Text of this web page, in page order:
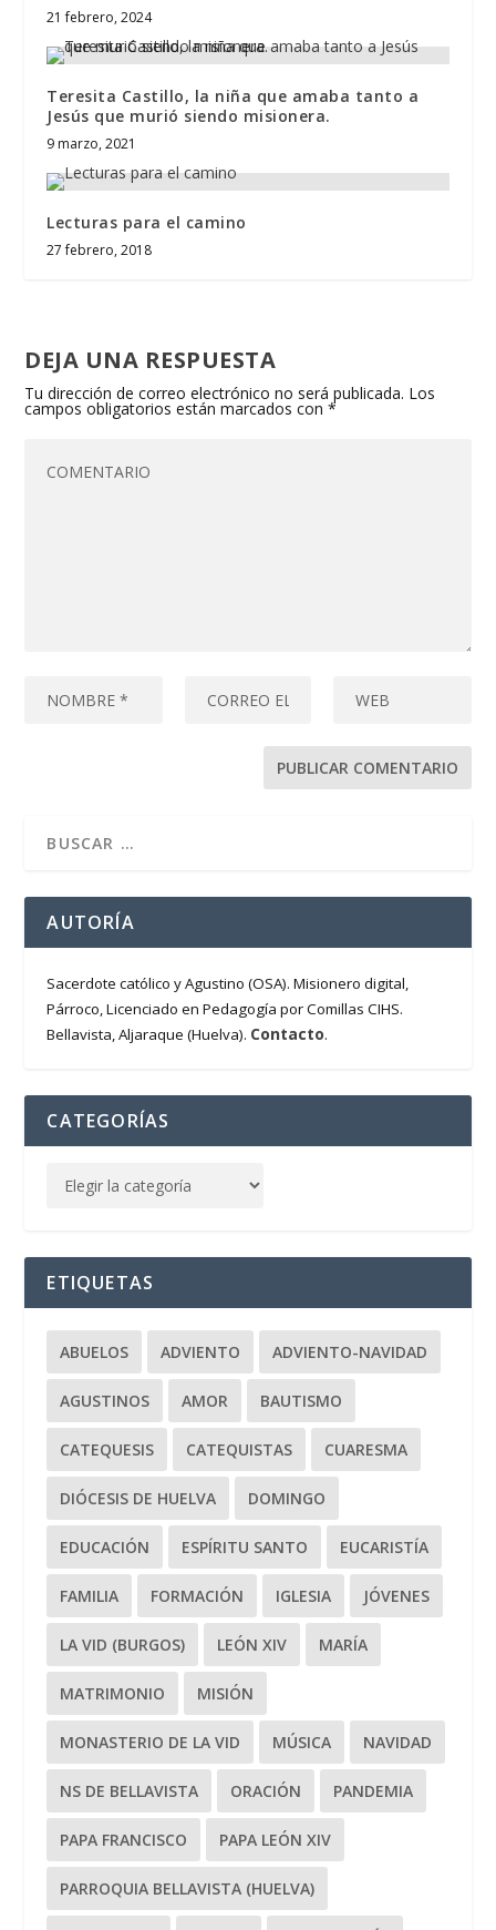
21 febrero, 2024
Teresita Castillo, la niña que amaba tanto a
Jesús que murió siendo misionera.
9 marzo, 2021
Lecturas para el camino
27 febrero, 2018
DEJA UNA RESPUESTA
Tu dirección de correo electrónico no será publicada. Los
campos obligatorios están marcados con*
AUTORÍA
Sacerdote católico y Agustino (OSA). Misionero digital,
Párroco, Licenciado en Pedagogía por Comillas CIHS.
Bellavista, Aljaraque (Huelva). Contacto.
CATEGORÍAS
ETIQUETAS
ABUELOS ADVIENTO ADVIENTO-NAVIDAD
AGUSTINOS AMOR BAUTISMO
CATEQUESIS CATEQUISTAS CUARESMA
DIÓCESIS DE HUELVA DOMINGO
EDUCACIÓN ESPÍRITU SANTO EUCARISTÍA
FAMILIA FORMACIÓN IGLESIA JÓVENES
LA VID (BURGOS) LEÓN XIV MARÍA
MATRIMONIO MISIÓN
MONASTERIO DE LA VID MÚSICA NAVIDAD
NS DE BELLAVISTA ORACIÓN PANDEMIA
PAPA FRANCISCO PAPA LEÓN XIV
PARROQUIA BELLAVISTA (HUELVA)